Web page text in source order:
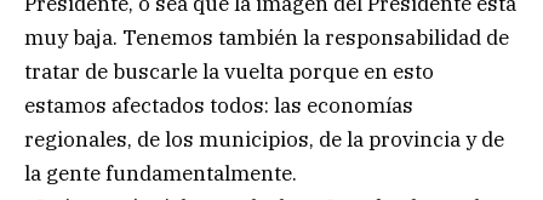
muy baja. Tenemos también la responsabilidad de
tratar de buscarle la vuelta porque en esto
estamos afectados todos: las economías
regionales, de los municipios, de la provincia y de
la gente fundamentalmente.